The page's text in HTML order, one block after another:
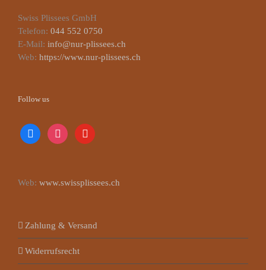
Swiss Plissees GmbH
Telefon: 044 552 0750
E-Mail: info@nur-plissees.ch
Web: https://www.nur-plissees.ch
Follow us
facebookinstagramyoutube
Web: www.swissplissees.ch
Zahlung & Versand
Widerrufsrecht